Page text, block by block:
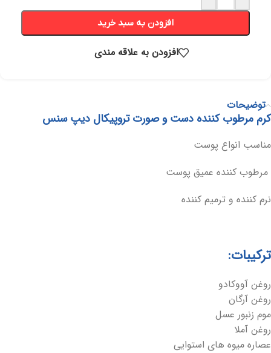
افزودن به سبد خرید
افزودن به علاقه مندی
توضیحات
کرم مرطوب کننده دست و صورت تروپیکال دیپ سنس
مناسب انواع پوست
مرطوب کننده عمیق پوست
نرم کننده و ترمیم کننده
ترکیبات:
روغن آووکادو
روغن آرگان
موم زنبور عسل
روغن آملا
عصاره میوه های استوایی